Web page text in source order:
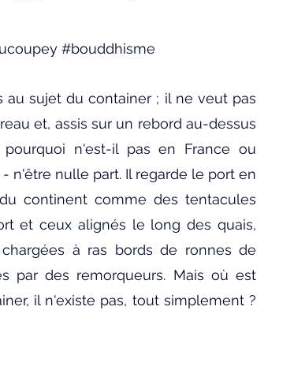
malayalam Littérature pendjabi
par les livres
Littérature pakistanaise
#bouddhisme
sujet du container ; il ne veut pas
et, assis sur un rebord au-dessus
n'est-il pas en France ou
n'être nulle part. Il regarde le port en
continent comme des tentacules
et ceux alignés le long des quais,
à ras bords de ronnes de
par des remorqueurs. Mais où est
il n'existe pas, tout simplement ?